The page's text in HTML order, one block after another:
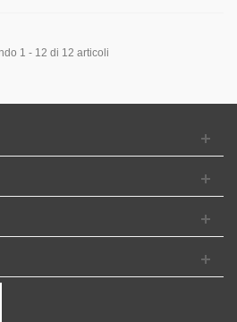
1 - 12 di 12 articoli